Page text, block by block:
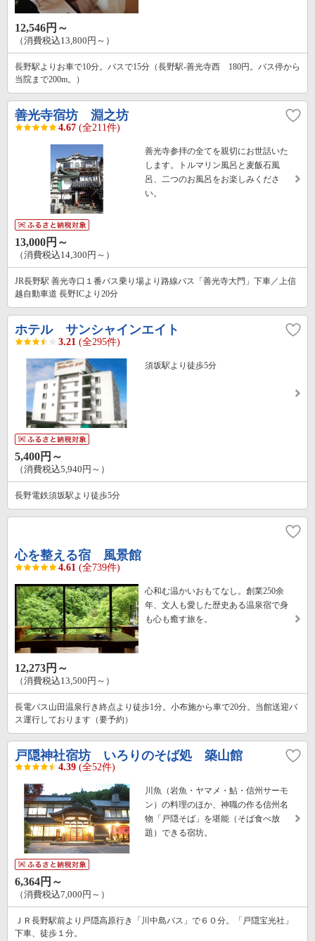
12,546円～
（消費税込13,800円～）
長野駅よりお車で10分。バスで15分（長野駅-善光寺西 180円。バス停から
当院まで200m。）
善光寺宿坊 淵之坊
4.67 (全211件)
善光寺参拝の全てを親切にお世話いた
します。トルマリン風呂と麦飯石風
呂、二つのお風呂をお楽しみくださ
い。
13,000円～
（消費税込14,300円～）
JR長野駅 善光寺口１番バス乗り場より路線バス「善光寺大門」下車／上信
越自動車道 長野ICより20分
ホテル サンシャインエイト
3.21 (全295件)
須坂駅より徒歩5分
5,400円～
（消費税込5,940円～）
長野電鉄須坂駅より徒歩5分
心を整える宿 風景館
4.61 (全739件)
心和む温かいおもてなし。創業250余
年、文人も愛した歴史ある温泉宿で身
も心も癒す旅を。
12,273円～
（消費税込13,500円～）
長電バス山田温泉行き終点より徒歩1分。小布施から車で20分。当館送迎バ
ス運行しております（要予約）
戸隠神社宿坊 いろりのそば処 築山館
4.39 (全52件)
川魚（岩魚・ヤマメ・鮎・信州サーモ
ン）の料理のほか、神職の作る信州名
物「戸隠そば」を堪能（そば食べ放
題）できる宿坊。
6,364円～
（消費税込7,000円～）
ＪＲ長野駅前より戸隠高原行き「川中島バス」で６０分。「戸隠宝光社」
下車、徒歩１分。